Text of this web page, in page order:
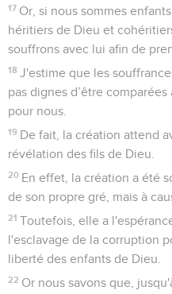
17 Or, si nous sommes
héritiers de Dieu et
souffrons avec lui afin de
18 J'estime que les
pas dignes d’être
pour nous.
19 De fait, la création attend
révélation des fils de Dieu.
20 En effet, la création a été
de son propre gré, mais à
21 Toutefois, elle a
l'esclavage de la corruption
liberté des enfants de Dieu.
22 Or nous savons que,